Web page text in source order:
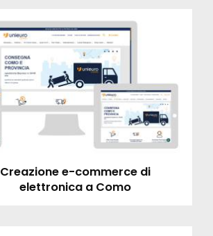
Creazione e-commerce di
elettronica a Como